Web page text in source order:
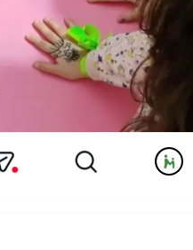
دل خاله مریم برای همه فرشته هاش تنگ شده